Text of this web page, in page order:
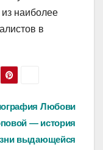
из наиболее
в
Любови
— история
выдающейся